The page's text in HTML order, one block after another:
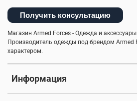
Информация
Получить консультацию
Магазин Armed Forces - Одежда и
Производитель одежды под брендом Armed
характером.